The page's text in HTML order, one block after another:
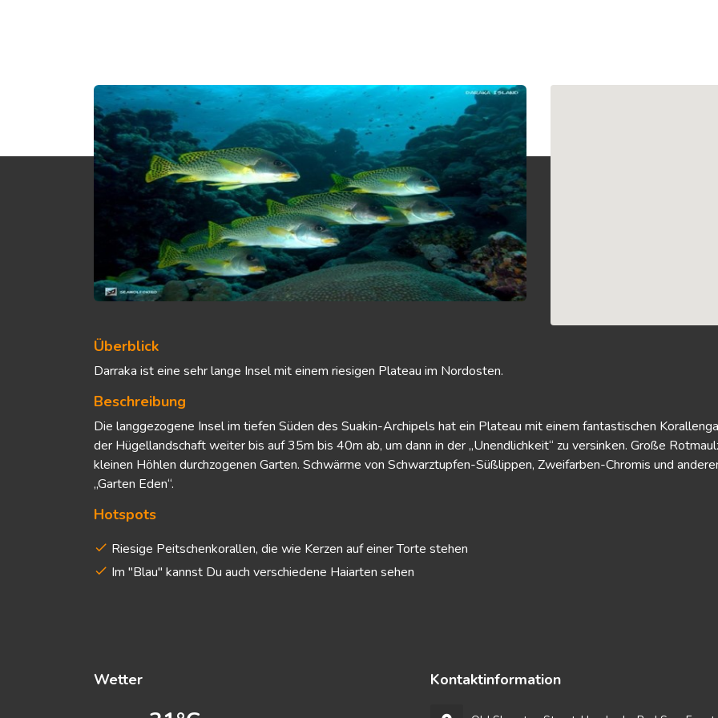
Überblick
Darraka ist eine sehr lange Insel mit einem riesigen Plateau im Nordosten.
Beschreibung
Die langgezogene Insel im tiefen Süden des Suakin-Archipels hat ein Plateau mit einem fantastischen
der Hügellandschaft weiter bis auf 35m bis 40m ab, um dann in der „Unendlichkeit“ zu versinken. Große
kleinen Höhlen durchzogenen Garten. Schwärme von Schwarztupfen-Süßlippen, Zweifarben-Chromis und
„Garten Eden“.
Hotspots
Riesige Peitschenkorallen, die wie Kerzen auf einer Torte stehen
Im "Blau" kannst Du auch verschiedene Haiarten sehen
Wetter Kontaktinformation